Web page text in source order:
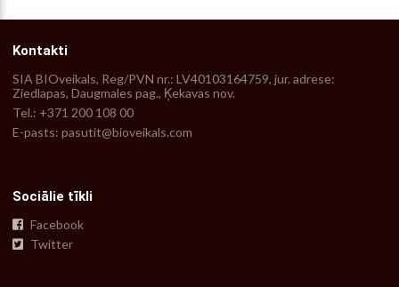
Kontakti
SIA BIOveikals, Reg/PVN nr.: LV40103164759, jur. adrese:
Ziedlapas, Daugmales pag., Ķekavas nov.
Tel.: +371 200 108 00
E-pasts: pasutit@bioveikals.com
Sociālie tīkli
Facebook
Twitter